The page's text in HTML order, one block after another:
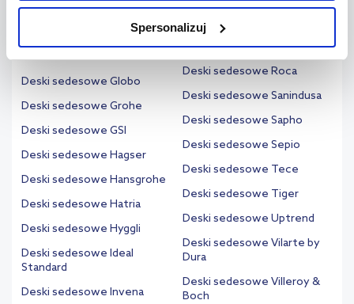
na sposób dostarczania treści niedostosowanych do potrzeb
Aby uzyskać więcej informacji na temat plików plików cookie,
kliknij „Ustawienia plików cookie”. Jeśli chcesz uzyskać więcej
informacji na temat plików cookie i tego, dlaczego ich przepisy,
przejdź do zakładek „Informacje o plikach cookie”.
Spersonalizuj
Deski sedesowe Duschy
Deski sedesowe Excellent
Deski sedesowe Geberit
Deski sedesowe Globo
Deski sedesowe Grohe
Deski sedesowe GSI
Deski sedesowe Hagser
Deski sedesowe Hansgrohe
Deski sedesowe Hatria
Deski sedesowe Hyggli
Deski sedesowe Ideal
Standard
Deski sedesowe Invena
Deski sedesowe Rak
Ceramics
Deski sedesowe Ravak
Deski sedesowe Roca
Deski sedesowe Sanindusa
Deski sedesowe Sapho
Deski sedesowe Sepio
Deski sedesowe Tece
Deski sedesowe Tiger
Deski sedesowe Uptrend
Deski sedesowe Vilarte by
Dura
Deski sedesowe Villeroy &
Boch